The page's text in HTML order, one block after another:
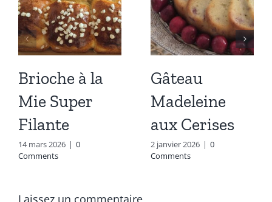
Brioche à la
Mie Super
Filante
14 mars 2026 | 0
Comments
Gâteau
Madeleine
aux Cerises
2 janvier 2026 | 0
Comments